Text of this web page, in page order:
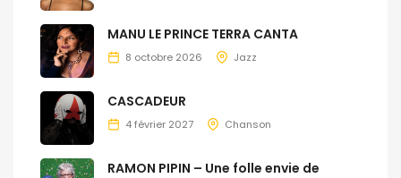
MANU LE PRINCE TERRA CANTA
8 octobre 2026 Jazz
CASCADEUR
4 février 2027 Chanson
RAMON PIPIN – Une folle envie de